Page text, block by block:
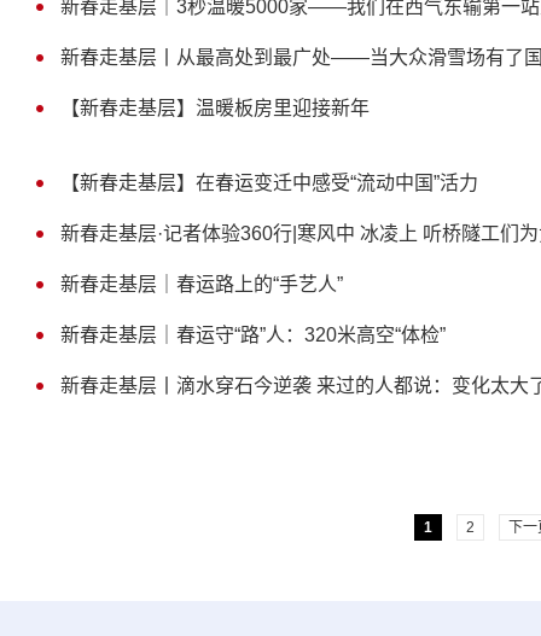
新春走基层｜3秒温暖5000家——我们在西气东输第一
新春走基层丨从最高处到最广处——当大众滑雪场有了
【新春走基层】温暖板房里迎接新年
【新春走基层】在春运变迁中感受“流动中国”活力
新春走基层·记者体验360行|寒风中 冰凌上 听桥隧工们为
新春走基层｜春运路上的“手艺人”
新春走基层｜春运守“路”人：320米高空“体检”
新春走基层丨滴水穿石今逆袭 来过的人都说：变化太大
1 2 下